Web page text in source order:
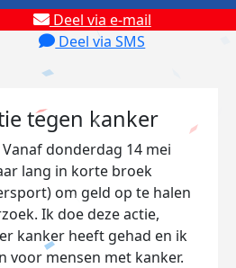
Deel via e-mail
Deel via SMS
tegen kanker
donderdag 14 mei
lang in korte broek
om geld op te halen
Ik doe deze actie,
kanker heeft gehad en ik
voor mensen met kanker.